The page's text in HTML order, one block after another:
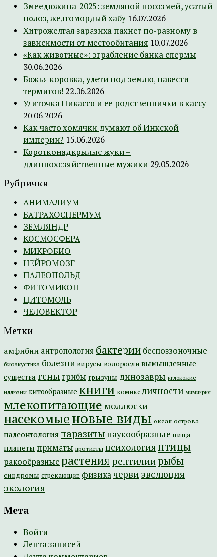
Змеедюжина-2025: земляной носозмей, усатый
полоз, желтомордый хабу 16.07.2026
Хитрожелтая заразиха пахнет по-разному в
зависимости от местообитания 10.07.2026
«Как животные»: ограбление банка спермы
30.06.2026
Божья коровка, улети под землю, навести
термитов! 22.06.2026
Улиточка Пикассо и ее родственнички в кассу
20.06.2026
Как часто хомячки думают об Инкской
империи? 15.06.2026
Коротконадкрылые жуки –
длиннохозяйственные мужики 29.05.2026
Рубрички
АНИМАЛИУМ
БАТРАХОСПЕРМУМ
ЗЕМЛЯНДР
КОСМОСФЕРА
МИКРОБИО
НЕЙРОМОЗГ
ПАЛЕОПОЛЬД
ФИТОМИКОН
ЦИТОМОЛЬ
ЧЕЛОВЕКТОР
Метки
амфибии антропология бактерии беспозвоночные
биоакустика болезни вирусы водоросли вымышленные
существа гены грибы грызуны динозавры иглокожие
иллюзии китообразные книги комикс личности мимикрия
млекопитающие моллюски
насекомыеновые виды океан острова
палеонтология паразиты паукообразные пища
планеты приматы протисты психология птицы
ракообразные растениярептилиирыбы
синдромы стрекающие физикачерви эволюция
экология
Мета
Войти
Лента записей